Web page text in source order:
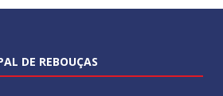
DE REBOUÇAS